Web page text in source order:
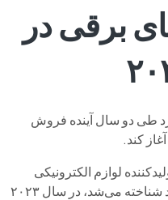
برقی در
طی دو سال آینده فروش
کند.
لوازم الکترونیکی
مصرفی و به‌ویژه گوشی‌های هوشمند شناخته می‌شد، در سال ۲۰۲۳